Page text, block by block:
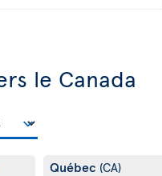
le Canada
Québec (CA)